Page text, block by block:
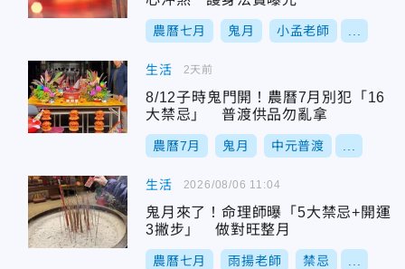
農曆七月 鬼月 小孟老師
生活
8/12子時鬼門開！農曆7月別犯「16
大禁忌」 普渡供品勿亂拿
農曆7月 鬼月 中元普渡
2天前
生活
鬼月來了！命理師曝「5大禁忌+開運
3撇步」 做對旺整月
農曆七月 雨揚老師 禁忌
2026/08/06 11:04